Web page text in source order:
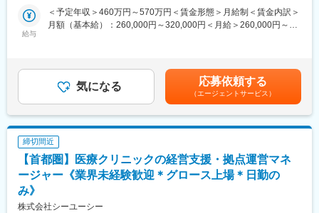
■扶養家族手当 / 会社規程に該当の場合
(配偶者12,000円、子1人につき8,000円)
【製品（手術台）の魅力】
日本から世界へ。当社の医療機器は、世界数十か国で採用されて
人々の生命・健康を預かる医療現場でトップクラスシェアを持
ち、"グローバル・スタンダード"として認められています。
■世界初の全油圧式手術台で、医療先進国である日本・アメリカで
手術台トップクラスのシェア。1手術室に1台はは欠かさない高需
要製品。
開することが可能。
場の後方支援に必要な業務に取り組んでいただきます。
★営業ポジションですが、ノルマはありません。
・医療材料や医薬品の調達代行
・医療材料や医薬品の在庫管理
・スケジュール管理
のため、パートさんの業務サポートやシフト調整も行います。
※医療材料とは？：注射やガーゼなど病院で使用される材料
給与
＜予定年収＞460万円～570万円＜賃金形態＞月給制＜賃金内訳＞
月額（基本給）：260,000円～320,000円＜月給＞260,000円～
くまでも目安の金額であり、選考を通じて上下する可能性があり
ます。月給(月額)は固定手当を含めた表記です。
気になる 応募依頼する
（エージェントサービス）
締切間近
【首都圏】医療クリニックの経営支援・拠点運営マネ
ージャー《業界未経験歓迎＊グロース上場＊日勤の
み》
株式会社シーユーシー